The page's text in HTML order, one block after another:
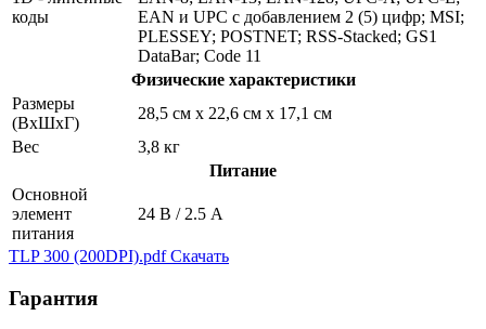
коды
EAN и UPC с добавлением 2 (5) цифр; MSI;
PLESSEY; POSTNET; RSS-Stacked; GS1
DataBar; Code 11
Физические характеристики
Размеры
(ВхШхГ)
28,5 см х 22,6 см х 17,1 см
Вес
3,8 кг
Питание
Основной
элемент
питания
24 В / 2.5 А
TLP 300 (200DPI).pdfСкачать
Гарантия